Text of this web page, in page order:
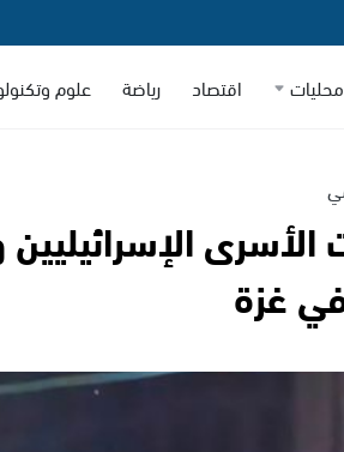
محليات اقتصاد رياضة علوم
الأسرى
غزة